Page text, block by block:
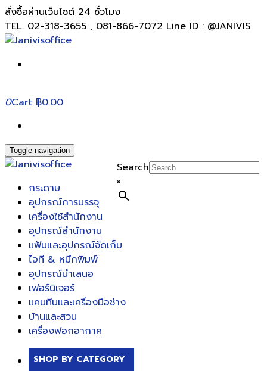
สั่งซื้อผ่านเว็บไซต์ 24 ชั่วโมง
TEL. 02-318-3655 , 081-866-7072 Line ID : @JANIVIS
0Cart ฿0.00
Toggle navigation
Search
×
กระดาษ
อุปกรณ์การบรรจุ
เครื่องใช้สำนักงาน
อุปกรณ์สำนักงาน
แฟ้มและอุปกรณ์จัดเก็บ
ไอที & หมึกพิมพ์
อุปกรณ์นำเสนอ
เฟอร์นิเจอร์
แคนทีนและเครื่องมือช่าง
บ้านและสวน
เครื่องฟอกอากาศ
SHOP BY CATEGORY